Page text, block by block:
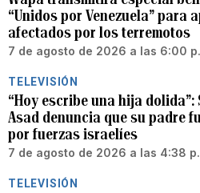
“Unidos por Venezuela” para
afectados por los terremotos
7 de agosto de 2026 a las 6:00
TELEVISIÓN
“Hoy escribe una hija dolida”:
Asad denuncia que su padre
por fuerzas israelíes
7 de agosto de 2026 a las 4:38
TELEVISIÓN